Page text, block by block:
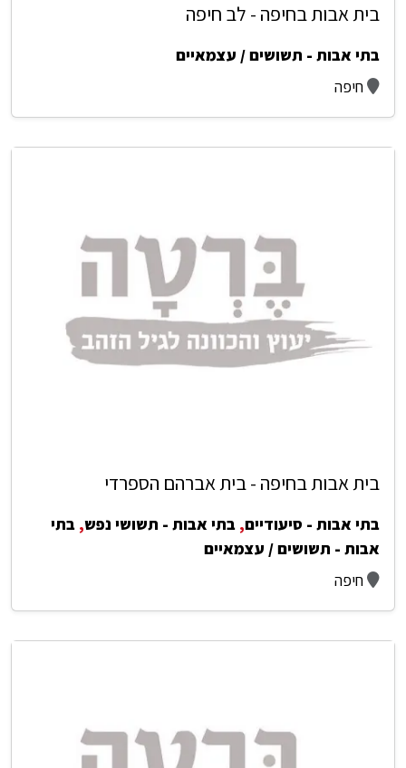
בית אבות בחיפה - לב חיפה
בתי אבות - תשושים / עצמאיים
חיפה
בית אבות בחיפה - בית אברהם הספרדי
בתי אבות - סיעודיים, בתי אבות - תשושי נפש, בתי
אבות - תשושים / עצמאיים
חיפה